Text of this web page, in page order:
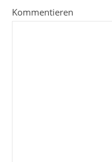
Kommentieren